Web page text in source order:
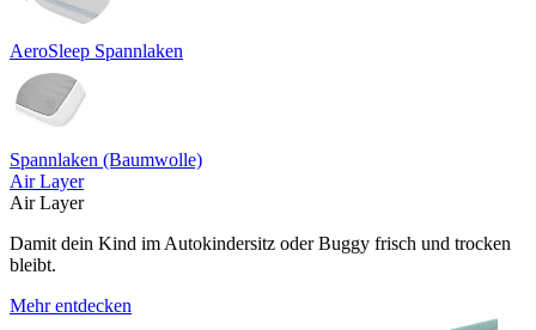
AeroSleep Spannlaken
Spannlaken (Baumwolle)
Air Layer
Air Layer
Damit dein Kind im Autokindersitz oder Buggy frisch und trocken
bleibt.
Mehr entdecken